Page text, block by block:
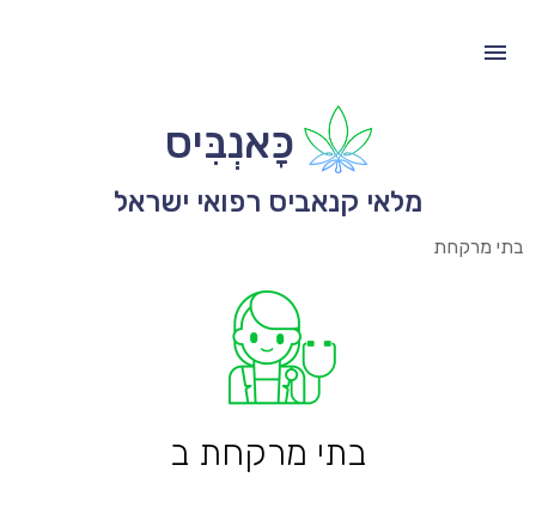
כָּאנְבִּיס
מלאי קנאביס רפואי ישראל
בתי מרקחת
בתי מרקחת ב